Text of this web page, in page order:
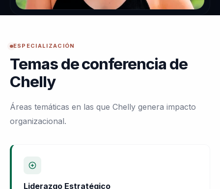
ESPECIALIZACIÓN
Temas de conferencia de
Chelly
Áreas temáticas en las que Chelly genera impacto
organizacional.
Liderazgo Estratégico